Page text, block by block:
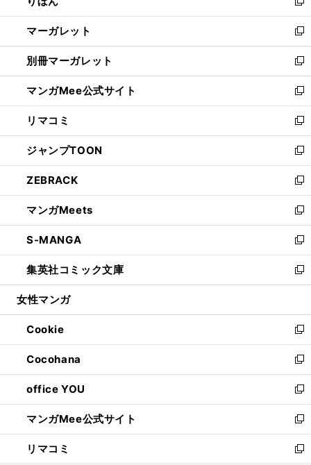
開
く
ウ
で
開
く
ィ
ン
ド
ウ
で
開
く
新
し
い
ウ
ィ
ン
ド
ウ
で
開
く
マーガレット
新
し
い
ウ
ィ
ン
ド
ウ
で
開
く
別冊マーガレット
新
し
い
ウ
ィ
ン
ド
ウ
で
開
く
マンガMee公式サイト
新
し
い
ウ
ィ
ン
ド
ウ
で
開
く
リマコミ
新
し
い
ウ
ィ
ン
ド
ウ
で
開
く
ジャンプTOON
新
し
い
ウ
ィ
ン
ド
ウ
で
開
ZEBRACK
新
し
い
ウ
ィ
ン
ド
ウ
開
く
マンガMeets
新
し
い
ウ
ィ
ン
ウ
で
開
く
S-MANGA
新
し
い
ウ
ン
ド
ウ
で
開
く
集英社コミック文庫
新
し
ウ
ィ
ン
ド
ウ
で
開
く
女性マンガ
Cookie
新
し
い
ウ
ィ
ン
ド
ウ
で
Cocohana
新
し
い
ウ
ィ
ン
ド
office YOU
新
し
い
ウ
ィ
マンガMee公式サイト
新
し
い
リマコミ
新